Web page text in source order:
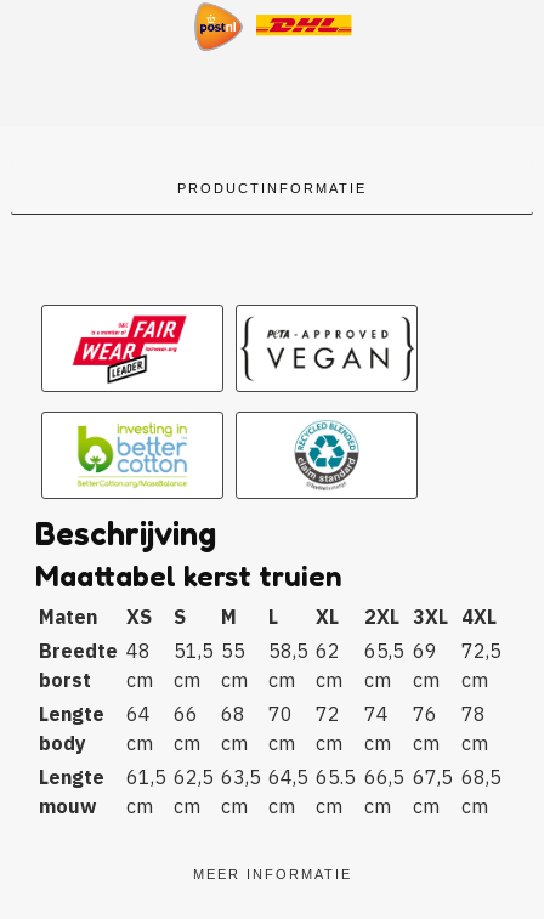
PRODUCTINFORMATIE
Beschrijving
Maattabel kerst truien
Maten XS S M L XL 2XL 3XL
4XL
Breedte
borst
48
cm
51,5
cm
55
cm
58,5
cm
62
cm
65,5
cm
69
cm
72,5
cm
Lengte
body
64
cm
66
cm
68
cm
70
cm
72
cm
74
cm
76
cm
78
cm
Lengte
mouw
61,5
cm
62,5
cm
63,5
cm
64,5
cm
65.5
cm
66,5
cm
67,5
cm
68,5
cm
MEER INFORMATIE